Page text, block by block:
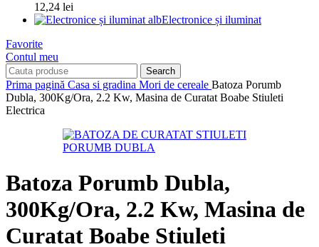
12,24 lei
Electronice și iluminat
Favorite
Contul meu
Search
Prima pagină Casa si gradina Mori de cereale Batoza Porumb
Dubla, 300Kg/Ora, 2.2 Kw, Masina de Curatat Boabe Stiuleti
Electrica
Batoza Porumb Dubla,
300Kg/Ora, 2.2 Kw, Masina de
Curatat Boabe Stiuleti